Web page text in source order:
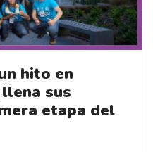
hito en
sus
etapa del